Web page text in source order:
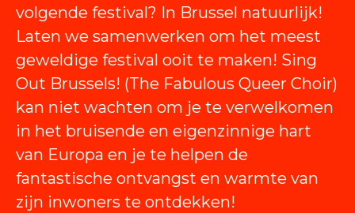
volgende festival? In Brussel natuurlijk!
Laten we samenwerken om het meest
geweldige festival ooit te maken! Sing
Out Brussels! (The Fabulous Queer Choir)
kan niet wachten om je te verwelkomen
in het bruisende en eigenzinnige hart
van Europa en je te helpen de
fantastische ontvangst en warmte van
zijn inwoners te ontdekken!